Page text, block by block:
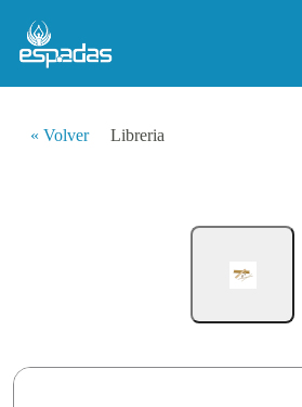
« Volver Libreria